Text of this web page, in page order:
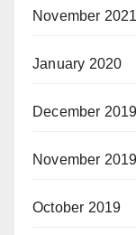
November 2021
January 2020
December 2019
November 2019
October 2019